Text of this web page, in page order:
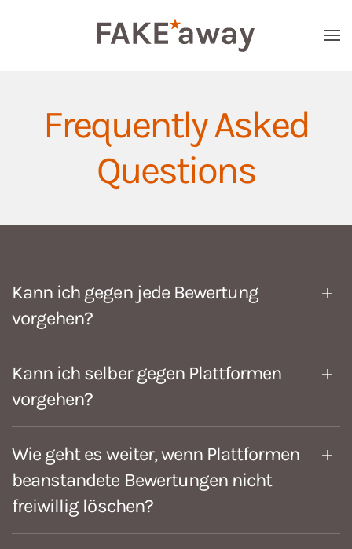
Skip to main content
Frequently Asked
Questions
Kann ich gegen jede Bewertung
vorgehen?
Kann ich selber gegen Plattformen
vorgehen?
Wie geht es weiter, wenn Plattformen
beanstandete Bewertungen nicht
freiwillig löschen?